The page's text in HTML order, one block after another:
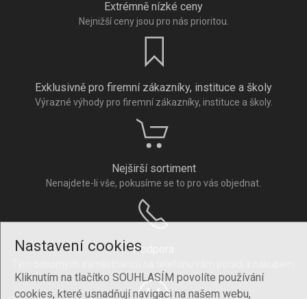
Nastavení cookies
Kliknutím na tlačítko SOUHLASÍM povolíte používání
cookies, které usnadňují navigaci na našem webu,
Extrémně nízké ceny
Nejnižší ceny jsou pro nás prioritou.
Exklusivně pro firemní zákazníky, instituce a školy
Výrazné výhody pro firemní zákazníky, instituce a školy.
Nejširší sortiment
Nenajdete-li vše, pokusíme se to pro vás objednat.
Podpora